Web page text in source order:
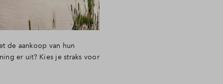
de aankoop van hun
er uit? Kies je straks voor